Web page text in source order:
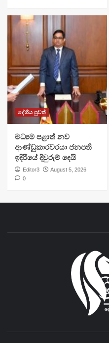
දේශීය පුවත්
මධ්‍යම පළාත් නව
ආණ්ඩුකාරවරයා ජනපති
ඉදිරියේ දිවුරුම් දෙයි
Editor3
August 5, 2026
0